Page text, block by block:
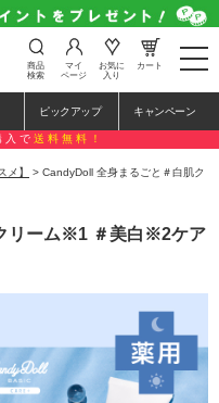
t
o
e
n
a
a
n
商品
検索
マイ
ページ
お気に
入り
カート
ピックアップ キャンペーン
で 送料無料！
メ】
> CandyDoll 全身まるごと＃白肌ク
リーム※1 ＃美白※2ケア